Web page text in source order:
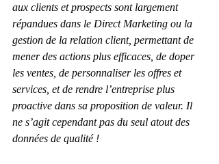
aux clients et prospects sont largement
répandues dans le Direct Marketing ou la
gestion de la relation client, permettant de
mener des actions plus efficaces, de doper
les ventes, de personnaliser les offres et
services, et de rendre l’entreprise plus
proactive dans sa proposition de valeur. Il
ne s’agit cependant pas du seul atout des
données de qualité !